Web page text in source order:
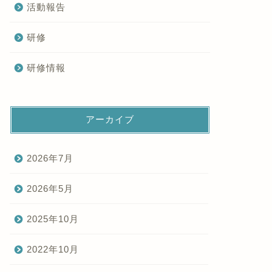
活動報告
研修
研修情報
アーカイブ
2026年7月
2026年5月
2025年10月
2022年10月